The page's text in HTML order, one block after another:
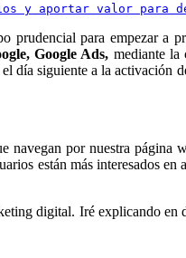
y aportar valor para
prudencial para empezar a
Google Ads, mediante la
día siguiente a la
navegan por nuestra página
están más interesados
digital. Iré explicando